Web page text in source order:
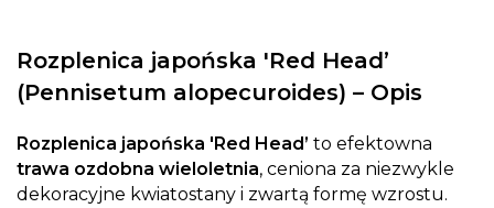
Rozplenica japońska 'Red Head’
(Pennisetum alopecuroides) – Opis
Rozplenica japońska 'Red Head’ to efektowna
trawa ozdobna wieloletnia, ceniona za niezwykle
dekoracyjne kwiatostany i zwartą formę wzrostu.